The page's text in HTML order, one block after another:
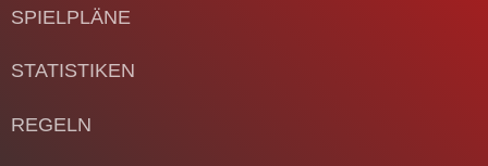
SPIELPLÄNE
STATISTIKEN
REGELN